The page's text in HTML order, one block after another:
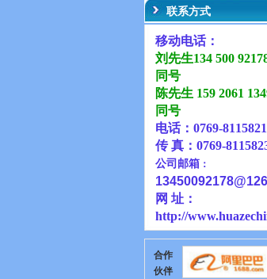
联系方式
移动电话：
刘先生134 500
同号
陈先生 159 2061
同号
电话：0769-
传 真：0769-
公司邮箱 ：
13450092178@126
网 址：
http://
合作
伙伴